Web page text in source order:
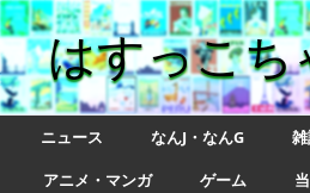
はすっこち
ニュース なんJ・なんG
アニメ・マンガ
ゲーム